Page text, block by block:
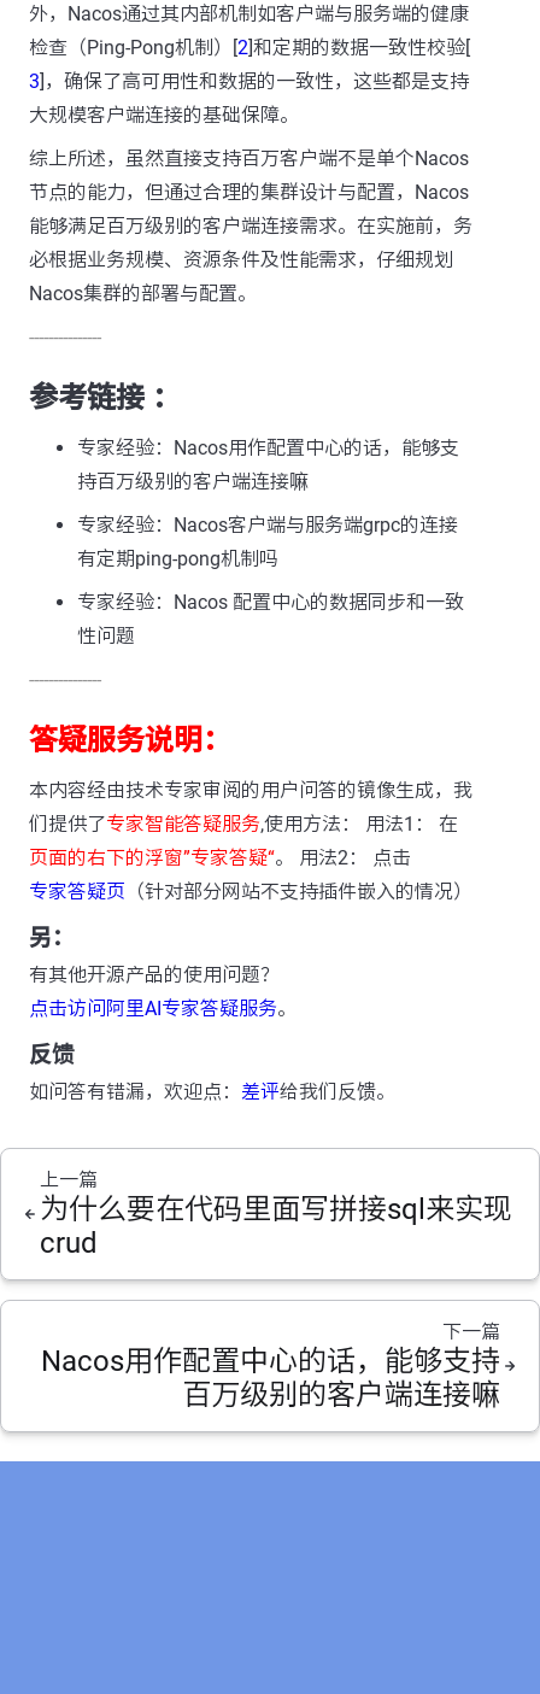
外，Nacos通过其内部机制如客户端与服务端的健康
检查（Ping-Pong机制）[2]和定期的数据一致性校验[
3]，确保了高可用性和数据的一致性，这些都是支持
大规模客户端连接的基础保障。
综上所述，虽然直接支持百万客户端不是单个Nacos
节点的能力，但通过合理的集群设计与配置，Nacos
能够满足百万级别的客户端连接需求。在实施前，务
必根据业务规模、资源条件及性能需求，仔细规划
Nacos集群的部署与配置。
---------------
参考链接 ：
专家经验：Nacos用作配置中心的话，能够支
持百万级别的客户端连接嘛
专家经验：Nacos客户端与服务端grpc的连接
有定期ping-pong机制吗
专家经验：Nacos 配置中心的数据同步和一致
性问题
---------------
答疑服务说明：
本内容经由技术专家审阅的用户问答的镜像生成，我
们提供了专家智能答疑服务,使用方法： 用法1： 在
页面的右下的浮窗”专家答疑“。 用法2： 点击
专家答疑页 （针对部分网站不支持插件嵌入的情况）
另：
有其他开源产品的使用问题？
点击访问阿里AI专家答疑服务。
反馈
如问答有错漏，欢迎点： 差评给我们反馈。
上一篇
为什么要在代码里面写拼接sql来实现
crud
下一篇
Nacos用作配置中心的话，能够支持
百万级别的客户端连接嘛